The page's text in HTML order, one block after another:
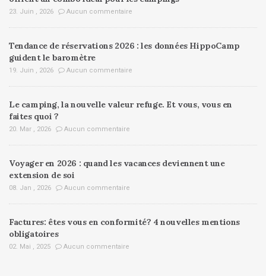
23. Juin , 2026 Aucun commentaire
Tendance de réservations 2026 : les données HippoCamp
guident le baromètre
19. Juin , 2026 Aucun commentaire
Le camping, la nouvelle valeur refuge. Et vous, vous en
faites quoi ?
20. Mar , 2026 Aucun commentaire
Voyager en 2026 : quand les vacances deviennent une
extension de soi
08. Jan , 2026 Aucun commentaire
Factures: êtes vous en conformité? 4 nouvelles mentions
obligatoires
02. Mai , 2025 Aucun commentaire